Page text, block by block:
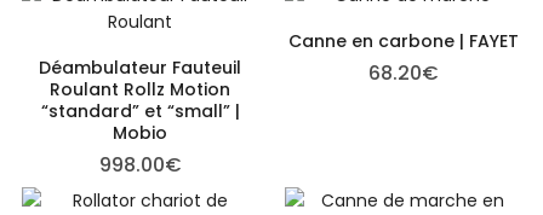
Déambulateur Fauteuil
Roulant Rollz Motion
“standard” et “small” |
Mobio
998.00€
Canne en carbone | FAYET
68.20€